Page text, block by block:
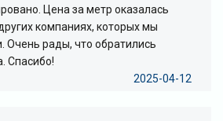
Цена за метр оказалась
компаниях, которых мы
Очень рады, что обратились
Спасибо!
2025-04-12